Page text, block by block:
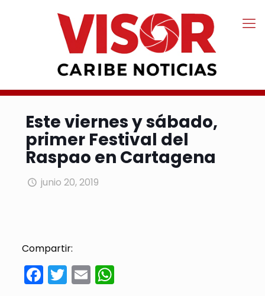
Este viernes y sábado,
primer Festival del
Raspao en Cartagena
junio 20, 2019
Compartir:
Facebook
Twitter
EmailWhatsApp